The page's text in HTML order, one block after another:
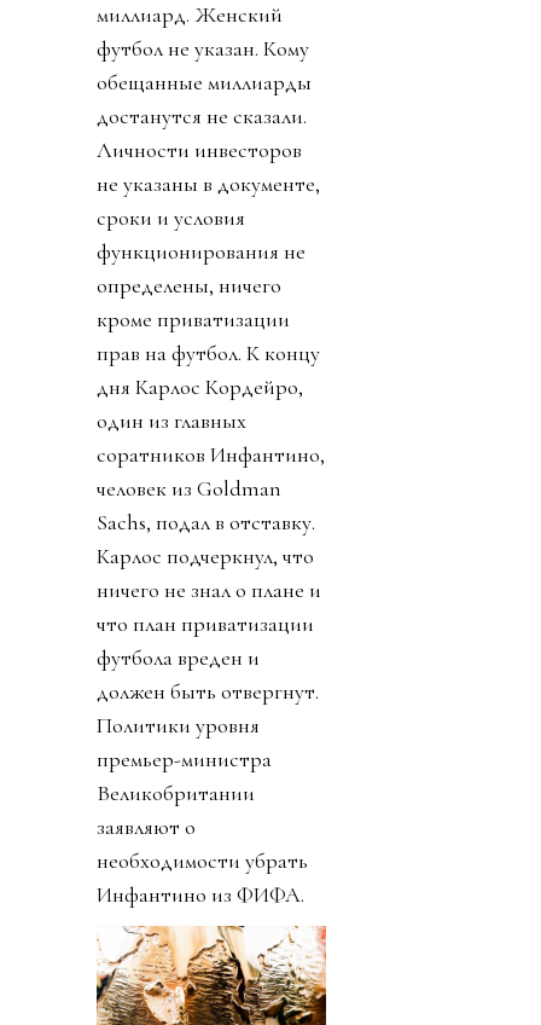
миллиард. Женский
футбол не указан. Кому
обещанные миллиарды
достанутся не сказали.
Личности инвесторов
не указаны в документе,
сроки и условия
функционирования не
определены, ничего
кроме приватизации
прав на футбол. К концу
дня Карлос Кордейро,
один из главных
соратников Инфантино,
человек из Goldman
Sachs, подал в отставку.
Карлос подчеркнул, что
ничего не знал о плане и
что план приватизации
футбола вреден и
должен быть отвергнут.
Политики уровня
премьер-министра
Великобритании
заявляют о
необходимости убрать
Инфантино из ФИФА.